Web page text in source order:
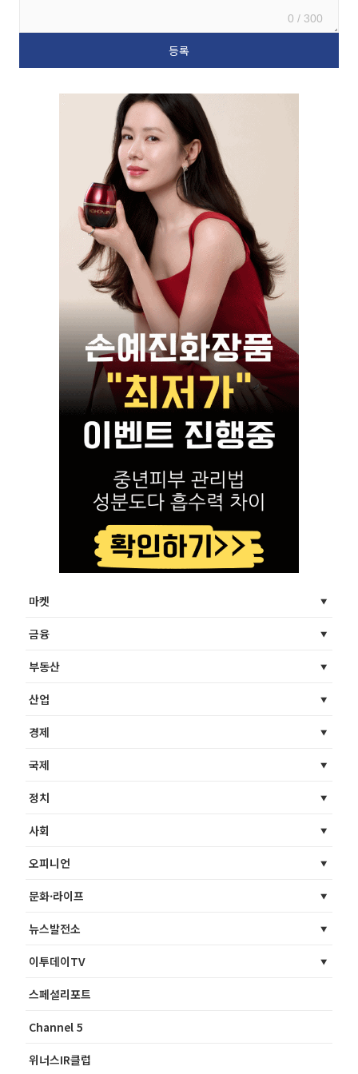
0 / 300
마켓
금융
부동산
산업
경제
국제
정치
사회
오피니언
문화·라이프
뉴스발전소
이투데이TV
스페셜리포트
Channel 5
위너스IR클럽